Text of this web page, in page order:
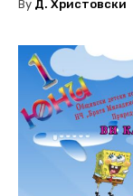
By Д. Христовски